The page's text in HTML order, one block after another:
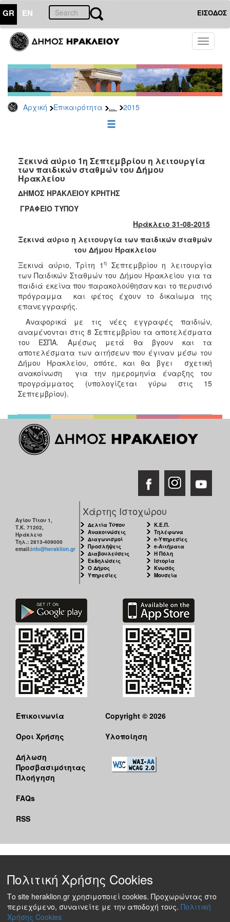
GR EN ΕΙΣΟΔΟΣ
Toggle
Αρχική Επικαιρότητα ... 2015
ΕΠΙΚΑΙΡΟΤΗΤΑ
Τύπου
Αρχείο
2026
2025
2022
2021
2020
2019
2017
2015
2013
2012
2011
2010
2006
ΔΗΜΟΤΗΣ
ΕΠΙΣΚΕΠΤΗΣ
ΗΡΑΚΛΕΙΟ
Ξεκινά αύριο 1η Σεπτεμβρίου η λειτουργία
των παιδικών σταθμών του Δήμου
Ηρακλείου
ΔΗΜΟΣ ΗΡΑΚΛΕΙΟΥ ΚΡΗΤΗΣ
ΓΡΑΦΕΙΟ ΤΥΠΟΥ
Ηράκλειο 31-08-2015
Ξεκινά αύριο η λειτουργία των παιδικών σταθμών
του Δήμου Ηρακλείου
Ξεκινά αύριο, Τρίτη 1 η
Σεπτεμβρίου η λειτουργία
των Παιδικών Σταθμών του Δήμου Ηρακλείου για τα
παιδιά εκείνα που παρακολούθησαν και το περυσινό
πρόγραμμα και φέτος έχουν το δικαίωμα της
επανεγγραφής.
Αναφορικά με τις νέες εγγραφές παιδιών,
αναμένονται στις 8 Σεπτεμβρίου τα αποτελέσματα
του ΕΣΠΑ. Αμέσως μετά θα βγουν και τα
αποτελέσματα των αιτήσεων που έγιναν μέσω του
Δήμου Ηρακλείου, οπότε, και θα βγει σχετική
ανακοίνωση για την ημερομηνία έναρξης του
προγράμματος (υπολογίζεται γύρω στις 15
Σεπτεμβρίου).
Αγίου Τίτου 1,
Τ.Κ. 71202,
Ηράκλειο
Τηλ.: 2813-409000
email:info@heraklion.gr
Χάρτης Ιστοχώρου
Δελτία Τύπου
Ανακοινώσεις
Διαγωνισμοί
Προσλήψεις
Διαβουλεύσεις
Εκδηλώσεις
Ο Δήμος
Υπηρεσίες
Κ.Ε.Π.
Τηλέφωνα
e-Υπηρεσίες
e-Αιτήματα
Η Πόλη
Ιστορία
Κνωσός
Μουσεία
Επικοινωνία
Όροι Χρήσης
Δήλωση
Προσβασιμότητας
Πλοήγηση
FAQs
RSS
Copyright © 2026
Υλοποίηση
Πολιτική Χρήσης Cookies
Το site heraklion.gr χρησιμοποιεί cookies. Προχωρώντας στο
περιεχόμενο, συναινείτε με την αποδοχή τους. Πολιτική
Χρήσης Cookies